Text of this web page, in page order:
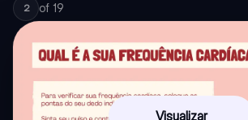
2 of 19
Visualizar